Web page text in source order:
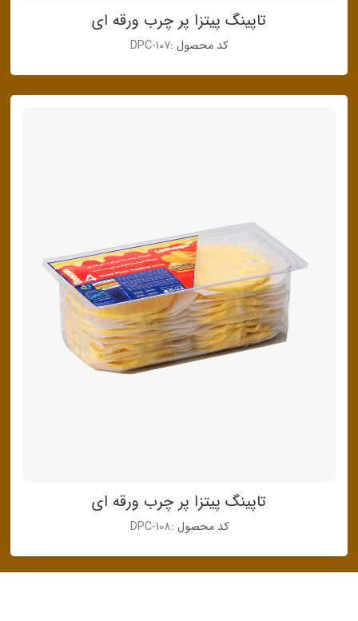
تاپینگ پیتزا پر چرب ورقه ای
کد محصول :DPC-107
تاپینگ پیتزا پر چرب ورقه ای
کد محصول :DPC-108